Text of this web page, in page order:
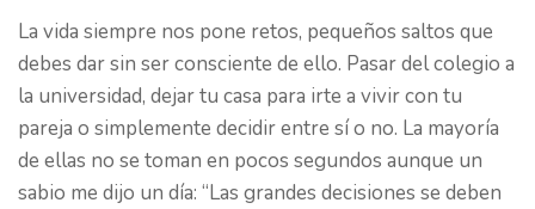
La vida siempre nos pone retos, pequeños saltos que
debes dar sin ser consciente de ello. Pasar del colegio a
la universidad, dejar tu casa para irte a vivir con tu
pareja o simplemente decidir entre sí o no. La mayoría
de ellas no se toman en pocos segundos aunque un
sabio me dijo un día: “Las grandes decisiones se deben